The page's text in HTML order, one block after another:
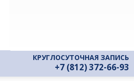
КРУГЛОСУТОЧНАЯ ЗАПИСЬ
+7 (812) 372-66-93